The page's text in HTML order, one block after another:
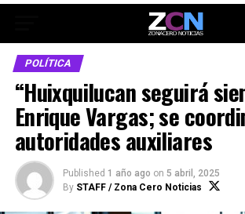
POLÍTICA
“Huixquilucan seguirá
Enrique Vargas; se
autoridades auxiliares
Published 1 año ago on 5 abril, 2025
By STAFF / Zona Cero Noticias